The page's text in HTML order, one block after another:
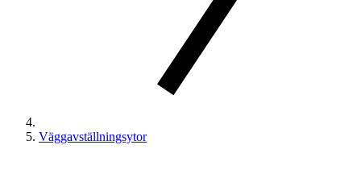
Väggavställningsytor